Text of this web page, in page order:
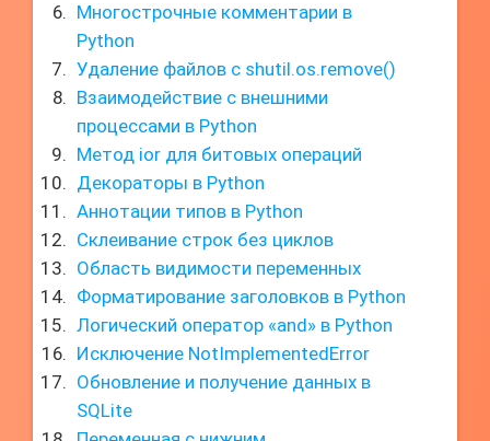
Многострочные комментарии в
Python
Удаление файлов с shutil.os.remove()
Взаимодействие с внешними
процессами в Python
Метод ior для битовых операций
Декораторы в Python
Аннотации типов в Python
Склеивание строк без циклов
Область видимости переменных
Форматирование заголовков в Python
Логический оператор «and» в Python
Исключение NotImplementedError
Обновление и получение данных в
SQLite